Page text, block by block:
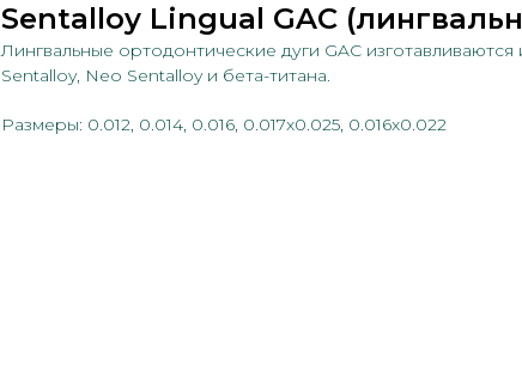
Sentalloy Lingual GAC
Лингвальные ортодонтические дуги GAC изготавливаются
Sentalloy, Neo Sentalloy и бета-титана.
Размеры: 0.012, 0.014, 0.016, 0.017x0.025, 0.016x0.022